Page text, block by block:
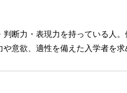
断力・表現力を持っている人
意欲、適性を備えた入学者を求